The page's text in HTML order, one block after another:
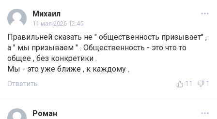
Михаил
11 мая 2026 12:45
Правильней сказать не " общественность призывает" ,
а " мы призываем " . Общественность - это что то
общее , без конкретики .
Мы - это уже ближе , к каждому .
Ответить 11 1
Роман